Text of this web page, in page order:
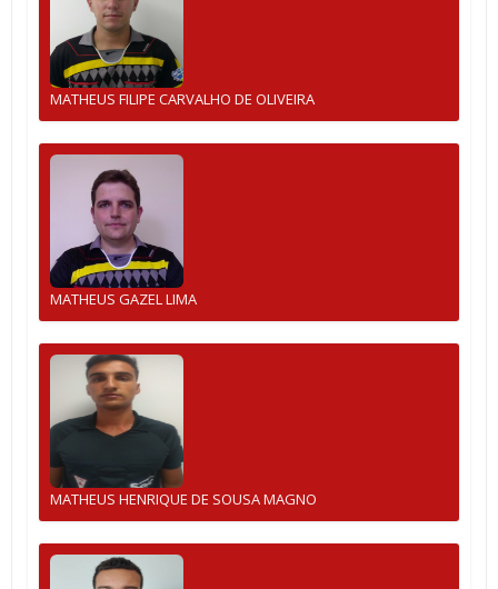
MATHEUS FILIPE CARVALHO DE OLIVEIRA
MATHEUS GAZEL LIMA
MATHEUS HENRIQUE DE SOUSA MAGNO